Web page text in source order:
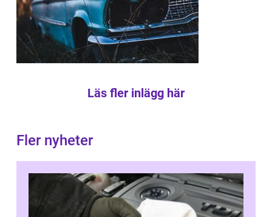
Läs fler inlägg här
Fler nyheter